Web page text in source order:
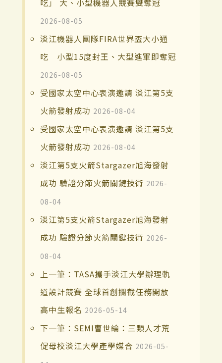
吃」 大、小型機器人競賽雙奪冠
2026-08-05
淡江機器人團隊FIRA世界盃大小通
吃 小型15度封王、大型進軍即奪冠
2026-08-05
受國家太空中心表演邀請 淡江第5支
火箭發射成功 2026-08-04
受國家太空中心表演邀請 淡江第5支
火箭發射成功 2026-08-04
淡江第5支火箭Stargazer旭海發射
成功 驗證分節火箭關鍵技術 2026-
08-04
淡江第5支火箭Stargazer旭海發射
成功 驗證分節火箭關鍵技術 2026-
08-04
上一筆：TASA攜手淡江大學辦理軌
道設計競賽 全球首創攔截任務開放
高中生報名 2026-05-14
下一筆：SEMI曹世綸：三類人才荒
促母校淡江大學產學媒合 2026-05-